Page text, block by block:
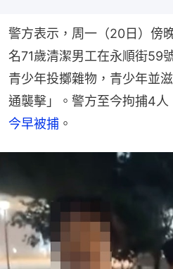
警方表示，周一（20日）傍
名71歲清潔男工在永順街59
青少年投擲雜物，青少年並
通襲擊」。警方至今拘捕4人
今早被捕 。